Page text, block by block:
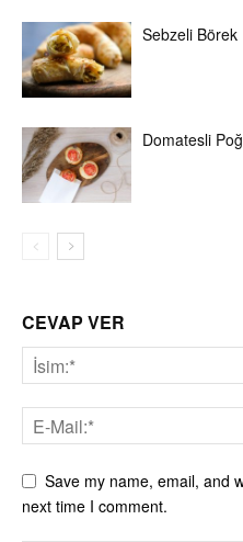
Sebzeli Börek
Domatesli
CEVAP VER
Save my name, email, and
next time I comment.